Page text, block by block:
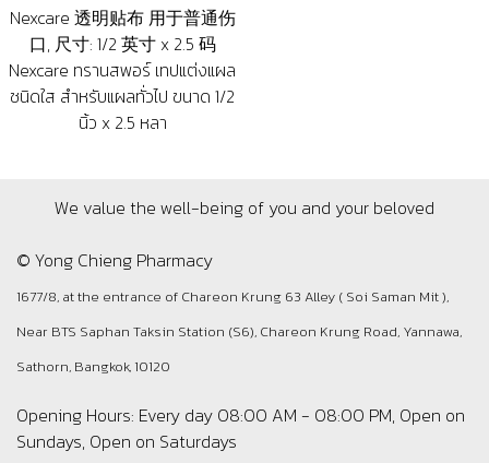
Nexcare 透明贴布 用于普通伤
口, 尺寸: 1/2 英寸 x 2.5 码
Nexcare ทรานสพอร์ เทปแต่งแผล
ชนิดใส สำหรับแผลทั่วไป ขนาด 1/2
นิ้ว x 2.5 หลา
We value the well-being of you and your beloved
© Yong Chieng Pharmacy
1677/8, at the entrance of Chareon Krung 63 Alley ( Soi Saman Mit ),
Near BTS Saphan Taksin Station (S6), Chareon Krung Road, Yannawa,
Sathorn, Bangkok, 10120
Opening Hours: Every day 08:00 AM - 08:00 PM, Open on
Sundays, Open on Saturdays